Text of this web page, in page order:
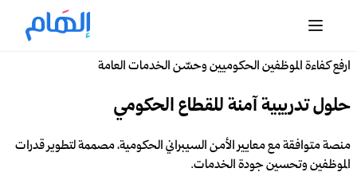
ارفع كفاءة الموظفين الحكوميين وحسّن الخدمات العامة
حلول تدريبية آمنة للقطاع الحكومي
منصة متوافقة مع معايير الأمن السيبراني الحكومية، مصممة لتطوير قدرات
الموظفين وتحسين جودة الخدمات.